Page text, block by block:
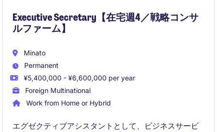
Executive Secretary【在宅週4／戦略コンサ
ルファーム】
Minato
Permanent
¥5,400,000 - ¥6,600,000 per year
Foreign Multinational
Work from Home or Hybrid
エグゼクティブアシスタントとして、ビジネスサービ